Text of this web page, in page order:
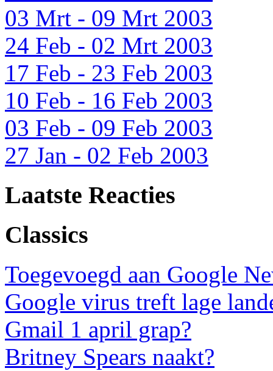
03 Mrt - 09 Mrt 2003
24 Feb - 02 Mrt 2003
17 Feb - 23 Feb 2003
10 Feb - 16 Feb 2003
03 Feb - 09 Feb 2003
27 Jan - 02 Feb 2003
Laatste Reacties
Classics
Toegevoegd aan Google
Google virus treft lage
Gmail 1 april grap?
Britney Spears naakt?